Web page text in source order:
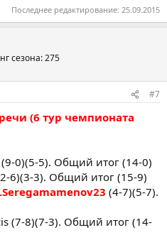
Последнее редактирование: 25.09.2015
сезона: 275
#7
(6 тур чемпионата
(9-0)(5-5). Общий итог (14-0)
6)(3-3). Общий итог (15-9)
(4-7)(5-7).
(7-8)(7-3). Общий итог (14-